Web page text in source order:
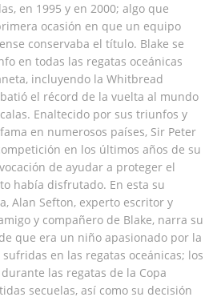
en 1995 y en 2000; algo que
ocasión en que un equipo
conservaba el título. Blake se
en todas las regatas oceánicas
incluyendo la Whitbread
el récord de la vuelta al mundo
Enaltecido por sus triunfos y
en numerosos países, Sir Peter
en los últimos años de su
de ayudar a proteger el
había disfrutado. En esta su
Alan Sefton, experto escritor y
y compañero de Blake, narra su
que era un niño apasionado por la
en las regatas oceánicas; los
las regatas de la Copa
secuelas, así como su decisión